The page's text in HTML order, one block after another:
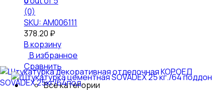
(0)
SKU: АМ006111
378.20 ₽
В корзину
В избранное
Сравнить
Все категории